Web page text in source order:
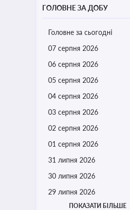
ГОЛОВНЕ ЗА ДОБУ
Головне за сьогодні
07 серпня 2026
06 серпня 2026
05 серпня 2026
04 серпня 2026
03 серпня 2026
02 серпня 2026
01 серпня 2026
31 липня 2026
30 липня 2026
29 липня 2026
ПОКАЗАТИ БІЛЬШЕ